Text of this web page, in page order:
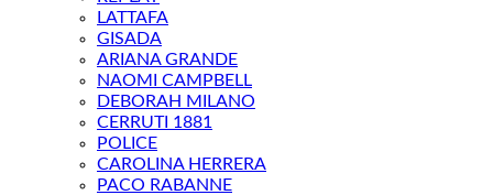
LATTAFA
GISADA
ARIANA GRANDE
NAOMI CAMPBELL
DEBORAH MILANO
CERRUTI 1881
POLICE
CAROLINA HERRERA
PACO RABANNE